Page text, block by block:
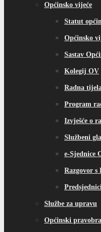
Općinsko vijeće
Statut
Općinsko
Sastav
Kolegij OV
Radna
Program
Izvješće o
Službeni
e-Sjednice
Razgovor
Službe za upravu
Općinski